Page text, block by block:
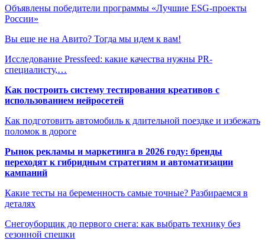
Объявлены победители программы «Лучшие ESG-проекты
России»
Вы еще не на Авито? Тогда мы идем к вам!
Исследование Pressfeed: какие качества нужны PR-
специалисту,…
Как построить систему тестирования креативов с
использованием нейросетей
Как подготовить автомобиль к длительной поездке и избежать
поломок в дороге
Рынок рекламы и маркетинга в 2026 году: бренды
переходят к гибридным стратегиям и автоматизации
кампаний
Какие тесты на беременность самые точные? Разбираемся в
деталях
Снегоуборщик до первого снега: как выбрать технику без
сезонной спешки